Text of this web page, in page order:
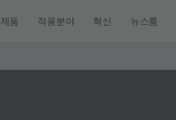
제품 적용분야 혁신 뉴스룸